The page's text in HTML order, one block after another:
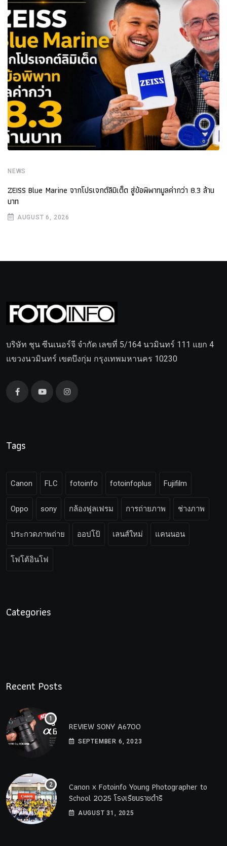
NEWS
ZEISS Blue Marine จากโปรเจกต์ลิมิเต็ด สู่ข้อพิพาทมูลค่ากว่า 8.3 ล้าน
บาท
AUGUST 6, 2026
บริษัท ชุน ซีนเนอร์จี จำกัด เลขที่ 5/164 นวมินทร์ 111 แยก 4
แขวงนวมินทร์ เขตบึงกุ่ม กรุงเทพมหานคร 10230
Tags
Canon FLC fotoinfo fotoinfoplus Fujifilm
Oppo sony กล้องฟูลเฟรม การถ่ายภาพ ช่างภาพ
ประกวดภาพถ่าย ออปโป้ เลนส์ใหม่ แคนนอน
โฟโต้อินโฟ
Categories
Recent Posts
REVIEW SONY A6700
SEPTEMBER 6, 2023
Canon x Fotoinfo​ Young​ Photographer to
School 2025 โรงเรียนราชดำริ
AUGUST 31, 2025